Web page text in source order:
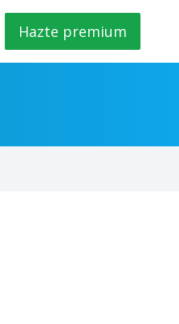
Hazte premium